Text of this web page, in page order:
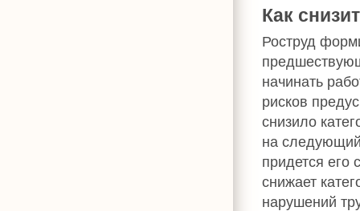
Как
Роструд
начинать
рисков
снизило
на следующий
придется его
снижает
нарушений